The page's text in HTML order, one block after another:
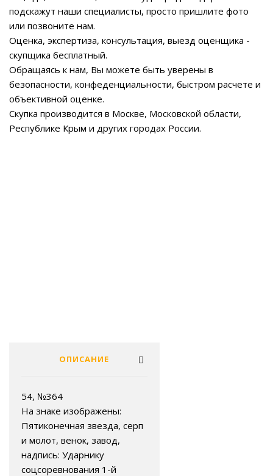
подскажут наши специалисты, просто пришлите фото
или позвоните нам.
Оценка, экспертиза, консультация, выезд оценщика -
скупщика бесплатный.
Обращаясь к нам, Вы можете быть уверены в
безопасности, конфеденциальности, быстром расчете и
объективной оценке.
Скупка производится в Москве, Московской области,
Республике Крым и других городах России.
ОПИСАНИЕ
54, №364
На знаке изображены:
Пятиконечная звезда, серп
и молот, венок, завод,
надпись: Ударнику
соцсоревнования 1-й